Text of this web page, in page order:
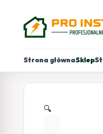
Strona głównaSklep
🔍